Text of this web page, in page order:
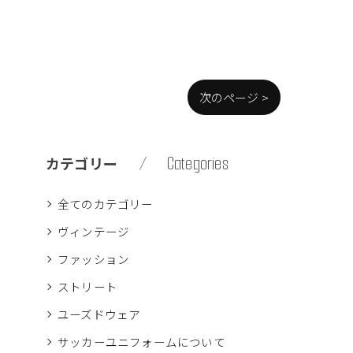
次のページ >
カテゴリー Categories
全てのカテゴリー
ヴィンテージ
ファッション
ストリート
ユーズドウェア
サッカーユニフォームについて